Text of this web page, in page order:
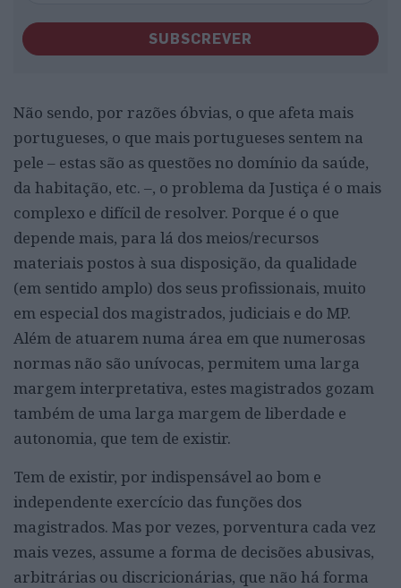
SUBSCREVER
Não sendo, por razões óbvias, o que afeta mais
portugueses, o que mais portugueses sentem na
pele – estas são as questões no domínio da saúde,
da habitação, etc. –, o problema da Justiça é o mais
complexo e difícil de resolver. Porque é o que
depende mais, para lá dos meios/recursos
materiais postos à sua disposição, da qualidade
(em sentido amplo) dos seus profissionais, muito
em especial dos magistrados, judiciais e do MP.
Além de atuarem numa área em que numerosas
normas não são unívocas, permitem uma larga
margem interpretativa, estes magistrados gozam
também de uma larga margem de liberdade e
autonomia, que tem de existir.
Tem de existir, por indispensável ao bom e
independente exercício das funções dos
magistrados. Mas por vezes, porventura cada vez
mais vezes, assume a forma de decisões abusivas,
arbitrárias ou discricionárias, que não há forma